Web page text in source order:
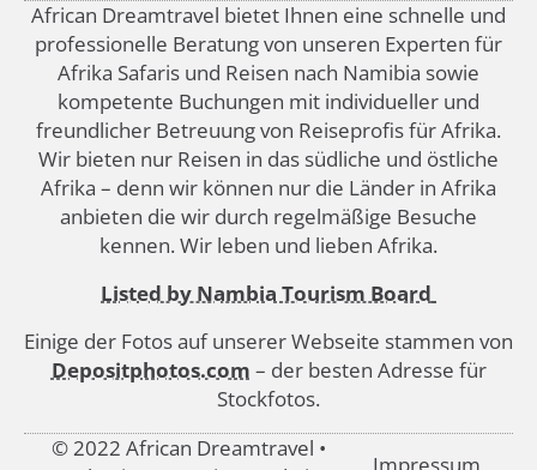
African Dreamtravel bietet Ihnen eine schnelle und
professionelle Beratung von unseren Experten für
Afrika Safaris und Reisen nach Namibia sowie
kompetente Buchungen mit individueller und
freundlicher Betreuung von Reiseprofis für Afrika.
Wir bieten nur Reisen in das südliche und östliche
Afrika – denn wir können nur die Länder in Afrika
anbieten die wir durch regelmäßige Besuche
kennen. Wir leben und lieben Afrika.
Listed by Nambia Tourism Board
Einige der Fotos auf unserer Webseite stammen von
Depositphotos.com – der besten Adresse für
Stockfotos.
© 2022 African Dreamtravel •
Impressum